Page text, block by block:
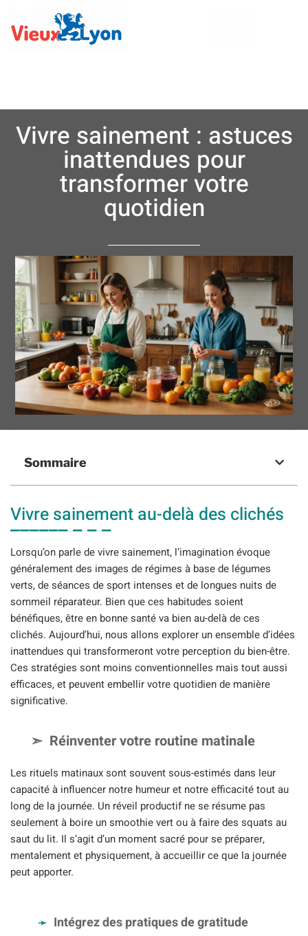
Vivre sainement : astuces
inattendues pour
transformer votre
quotidien
Sommaire
Vivre sainement au-delà des clichés
Lorsqu’on parle de vivre sainement, l’imagination évoque
généralement des images de régimes à base de légumes
verts, de séances de sport intenses et de longues nuits de
sommeil réparateur. Bien que ces habitudes soient
bénéfiques, être en bonne santé va bien au-delà de ces
clichés. Aujourd’hui, nous allons explorer un ensemble d’idées
inattendues qui transformeront votre perception du bien-être.
Ces stratégies sont moins conventionnelles mais tout aussi
efficaces, et peuvent embellir votre quotidien de manière
significative.
Réinventer votre routine matinale
Les rituels matinaux sont souvent sous-estimés dans leur
capacité à influencer notre humeur et notre efficacité tout au
long de la journée. Un réveil productif ne se résume pas
seulement à boire un smoothie vert ou à faire des squats au
saut du lit. Il s’agit d’un moment sacré pour se préparer,
mentalement et physiquement, à accueillir ce que la journée
peut apporter.
Intégrez des pratiques de gratitude